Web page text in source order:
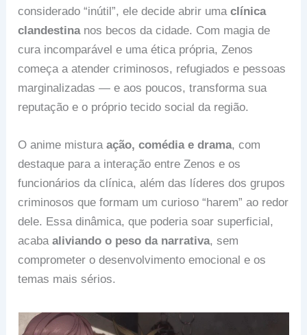
considerado “inútil”, ele decide abrir umaclínica
clandestinanos becos da cidade. Com magia de
cura incomparável e uma ética própria, Zenos
começa a atender criminosos, refugiados e pessoas
marginalizadas — e aos poucos, transforma sua
reputação e o próprio tecido social da região.
O anime misturaação, comédia e drama, com
destaque para a interação entre Zenos e os
funcionários da clínica, além das líderes dos grupos
criminosos que formam um curioso “harem” ao redor
dele. Essa dinâmica, que poderia soar superficial,
acabaaliviando o peso da narrativa, sem
comprometer o desenvolvimento emocional e os
temas mais sérios.